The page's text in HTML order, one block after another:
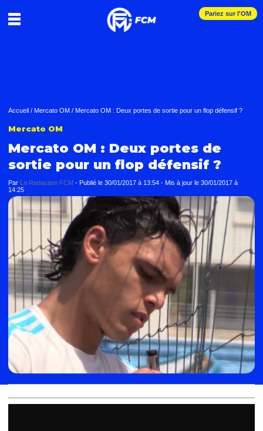
Pariez sur l'OM
Accueil / Mercato OM / Mercato OM : Deux portes de sortie pour un flop défensif ?
Mercato OM
Mercato OM : Deux portes de
sortie pour un flop défensif ?
Par La Redaction FCM - Publié le 30/01/2017 à 13:54 - Mis à jour le 30/01/2017 à
14:25